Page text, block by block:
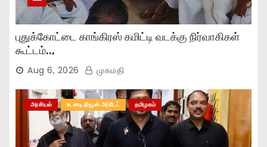
புதுக்கோட்டை காங்கிரஸ் கமிட்டி வடக்கு நிர்வாகிகள்
கூட்டம்..,
Aug 6, 2026 முகமதி
அரசியல் உடனடி நியூஸ் அப்டேட் தமிழகம்